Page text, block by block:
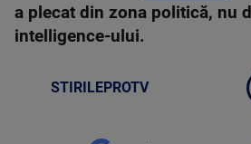
a plecat din zona politică, nu
intelligence-ului.
STIRILEPROTV